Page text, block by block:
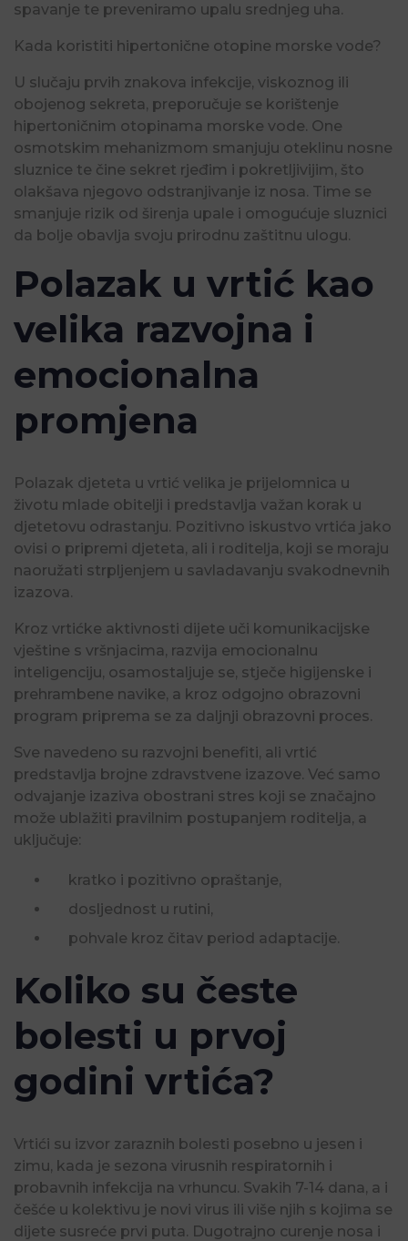
spavanje te preveniramo upalu srednjeg uha.
Kada koristiti hipertonične otopine morske vode?
U slučaju prvih znakova infekcije, viskoznog ili
obojenog sekreta, preporučuje se korištenje
hipertoničnim otopinama morske vode. One
osmotskim mehanizmom smanjuju oteklinu nosne
sluznice te čine sekret rjeđim i pokretljivijim, što
olakšava njegovo odstranjivanje iz nosa. Time se
smanjuje rizik od širenja upale i omogućuje sluznici
da bolje obavlja svoju prirodnu zaštitnu ulogu.
Polazak u vrtić kao
velika razvojna i
emocionalna
promjena
Polazak djeteta u vrtić velika je prijelomnica u
životu mlade obitelji i predstavlja važan korak u
djetetovu odrastanju. Pozitivno iskustvo vrtića jako
ovisi o pripremi djeteta, ali i roditelja, koji se moraju
naoružati strpljenjem u savladavanju svakodnevnih
izazova.
Kroz vrtićke aktivnosti dijete uči komunikacijske
vještine s vršnjacima, razvija emocionalnu
inteligenciju, osamostaljuje se, stječe higijenske i
prehrambene navike, a kroz odgojno obrazovni
program priprema se za daljnji obrazovni proces.
Sve navedeno su razvojni benefiti, ali vrtić
predstavlja brojne zdravstvene izazove. Već samo
odvajanje izaziva obostrani stres koji se značajno
može ublažiti pravilnim postupanjem roditelja, a
uključuje:
kratko i pozitivno opraštanje,
dosljednost u rutini,
pohvale kroz čitav period adaptacije.
Koliko su česte
bolesti u prvoj
godini vrtića?
Vrtići su izvor zaraznih bolesti posebno u jesen i
zimu, kada je sezona virusnih respiratornih i
probavnih infekcija na vrhuncu. Svakih 7-14 dana, a i
češće u kolektivu je novi virus ili više njih s kojima se
dijete susreće prvi puta. Dugotrajno curenje nosa i